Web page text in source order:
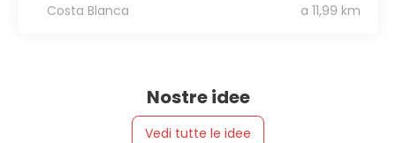
Costa Blanca
a 11,99 km
Nostre idee
Vedi tutte le idee